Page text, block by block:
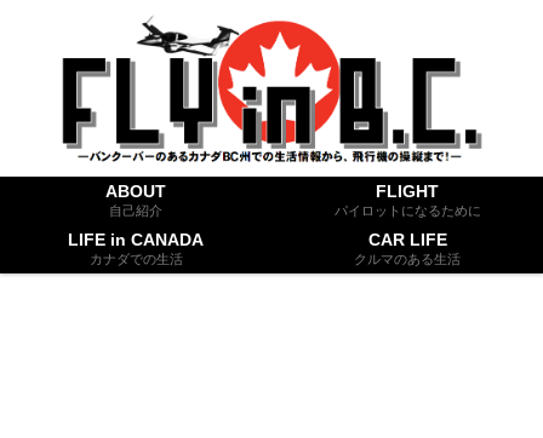
ABOUT
自己紹介
FLIGHT
パイロットになるために
LIFE in CANADA
カナダでの生活
CAR LIFE
クルマのある生活